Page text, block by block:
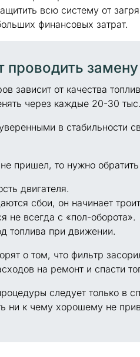
всю систему от
финансовых затрат.
проводить замену
зависит от качества
через каждые 20-30
в стабильности
пришел, то нужно
двигателя.
сбои, он начинает
не всегда с «пол-оборота».
топлива при движении.
о том, что фильтр
на ремонт и спасти
следует только в
ни к чему хорошему не